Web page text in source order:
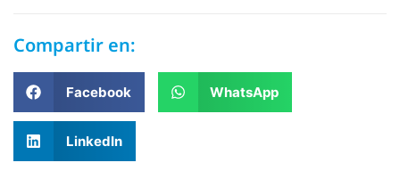
Compartir en:
Facebook WhatsApp
LinkedIn